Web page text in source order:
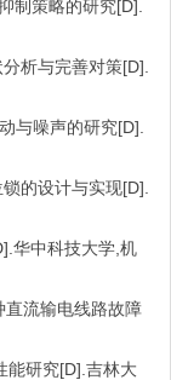
制策略的研究[D].
析与完善对策[D].
与噪声的研究[D].
的设计与实现[D].
华中科技大学,机
流输电线路故障
能研究[D].吉林大